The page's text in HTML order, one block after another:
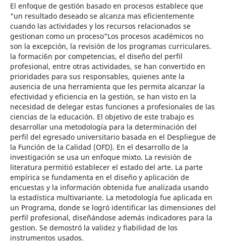
El enfoque de gestión basado en procesos establece que
"un resultado deseado se alcanza mas eficientemente
cuando las actividades y los recursos relacionados se
gestionan como un proceso"Los procesos académicos no
son la excepción, la revisión de los programas curriculares.
la formaci6n por competencias, el diseño del perfil
profesional, entre otras actividades, se han convertido en
prioridades para sus responsables, quienes ante la
ausencia de una herramienta que les permita alcanzar la
efectividad y eficiencia en la gestión, se han visto en la
necesidad de delegar estas funciones a profesionales de las
ciencias de la educación. El objetivo de este trabajo es
desarrollar una metodología para la determinación del
perfil del egresado universitario basada en el Despliegue de
la Función de la Calidad (OFD). En el desarrollo de la
investigación se usa un enfoque mixto. La revisión de
literatura permitió establecer el estado del arte. La parte
empírica se fundamenta en el diseño y aplicación de
encuestas y la información obtenida fue analizada usando
la estadística multivariante. La metodología fue aplicada en
un Programa, donde se logró identificar las dimensiones del
perfil profesional, diseñándose además indicadores para la
gestion. Se demostró la validez y fiabilidad de los
instrumentos usados.